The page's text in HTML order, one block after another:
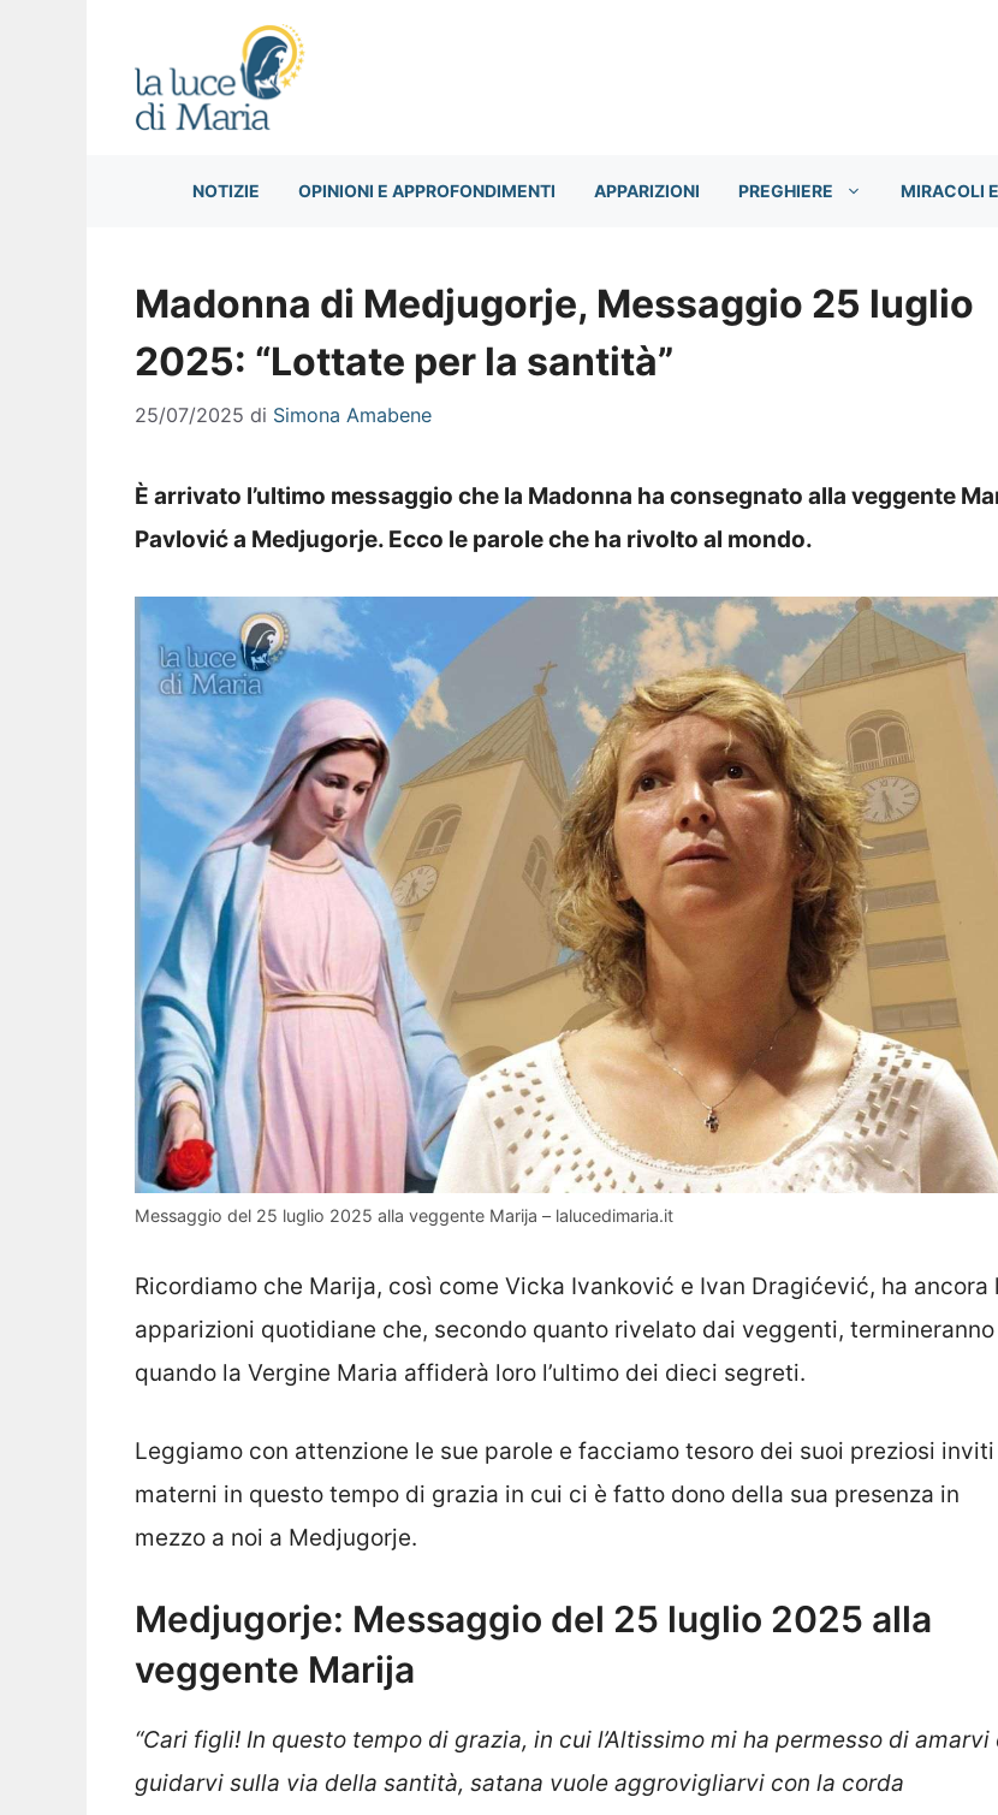
NOTIZIE OPINIONI E APPROFONDIMENTI APPARIZIONI PREGHIERE MIRACOLI
Madonna di Medjugorje, Messaggio 25 luglio
2025: “Lottate per la santità”
25/07/2025 di Simona Amabene
È arrivato l’ultimo messaggio che la Madonna ha consegnato alla veggente
Pavlović a Medjugorje. Ecco le parole che ha rivolto al mondo.
Messaggio del 25 luglio 2025 alla veggente Marija – lalucedimaria.it
Ricordiamo che Marija, così come Vicka Ivanković e Ivan Dragićević, ha ancora
apparizioni quotidiane che, secondo quanto rivelato dai veggenti, termineranno
quando la Vergine Maria affiderà loro l’ultimo dei dieci segreti.
Leggiamo con attenzione le sue parole e facciamo tesoro dei suoi preziosi inviti
materni in questo tempo di grazia in cui ci è fatto dono della sua presenza in
mezzo a noi a Medjugorje.
Medjugorje: Messaggio del 25 luglio 2025 alla
veggente Marija
“Cari figli! In questo tempo di grazia, in cui l’Altissimo mi ha permesso di amarvi
guidarvi sulla via della santità, satana vuole aggrovigliarvi con la corda